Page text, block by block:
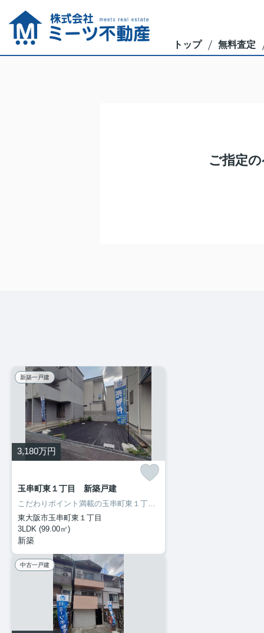
トップ 無料査定
ご指定
新築一戸建
3,180万円
玉串町東１丁目 新築戸建
こだわりポイント満載の玉串町東１丁目 新築戸建。生乾きの洗濯物をしっかり乾かしたい時でもすぐに乾燥できる、浴室乾燥機付きの物件です。小さなお子様がいる方もベビーカーは高低差の少ない平坦地がいいですよね。ミーツ不動産がご提供する、東大阪市エリアの一戸建てをぜひご覧ください。お問い合わせも、06-6724-3322から受け付けております(^^)
東大阪市玉串町東１丁目
3LDK (99.00㎡)
新築
中古一戸建